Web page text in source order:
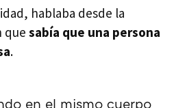
hablaba desde la
que sabía que una persona
.
en el mismo cuerpo